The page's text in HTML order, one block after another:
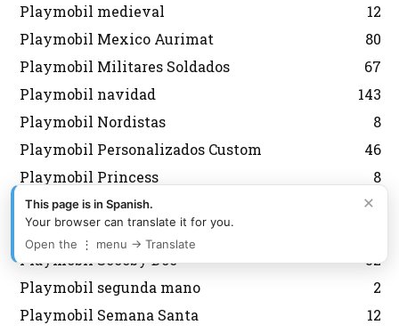
Playmobil medieval
12
Playmobil Mexico Aurimat
80
Playmobil Militares Soldados
67
Playmobil navidad
143
Playmobil Nordistas
8
Playmobil Personalizados Custom
46
Playmobil Princess
8
Playmobil Promocionales
132
Playmobil regreso al futuro
Playmobil Scooby Doo
32
Playmobil segunda mano
2
Playmobil Semana Santa
12
×
This page is in Spanish.
Your browser can translate it for you.
Open the ⋮ menu → Translate